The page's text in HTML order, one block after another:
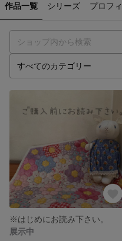
作品一覧 シリーズ プロフ
※はじめにお読み下さい。
展示中